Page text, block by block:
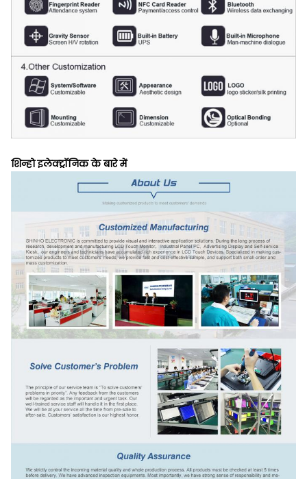
शिन्हो इलेक्ट्रॉनिक के बारे में